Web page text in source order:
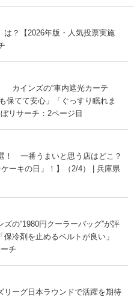
は？【2026年版・人気投票実施
カインズの“車内遮光カーテ
保てて安心」「ぐっすり眠れま
リサーチ：2ページ目
！ 一番うまいと思う店はどこ？
ケーキの日」！】（2/4） | 兵庫県
の“1980円クーラーバッグ”が評
冷剤を止めるベルトが良い」
チ
リーグ日本ラウンドで活躍を期待